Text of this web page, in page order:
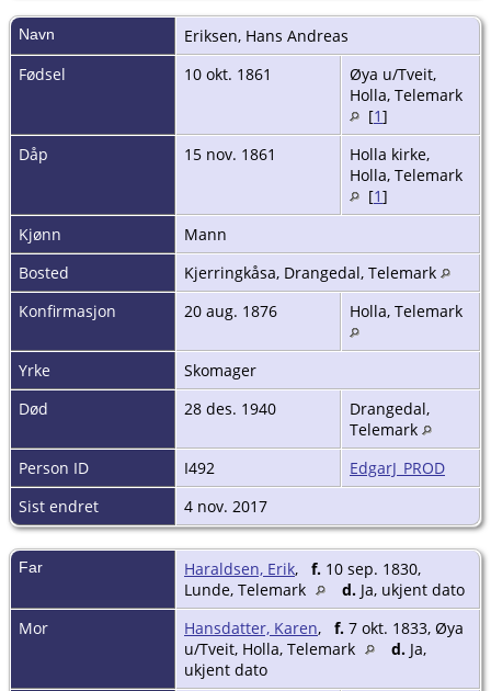
Navn Eriksen, Hans Andreas
Fødsel
10 okt. 1861
Øya u/Tveit,
Holla, Telemark
[1]
Dåp
15 nov. 1861
Holla kirke,
Holla, Telemark
[1]
Kjønn
Mann
Bosted
Kjerringkåsa, Drangedal, Telemark
Konfirmasjon
20 aug. 1876 Holla, Telemark
Yrke
Skomager
Død
28 des. 1940
Drangedal,
Telemark
Person ID
I492
EdgarJ_PROD
Sist endret
4 nov. 2017
Far Haraldsen, Erik, f. 10 sep. 1830,
Lunde, Telemark
d. Ja, ukjent dato
Mor
Hansdatter, Karen, f. 7 okt. 1833, Øya
u/Tveit, Holla, Telemark
d. Ja,
ukjent dato